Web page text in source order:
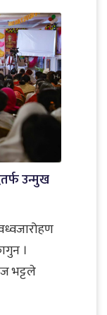
उन्मुख
।
भट्टले